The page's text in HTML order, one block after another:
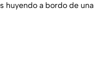
huyendo a bordo de una